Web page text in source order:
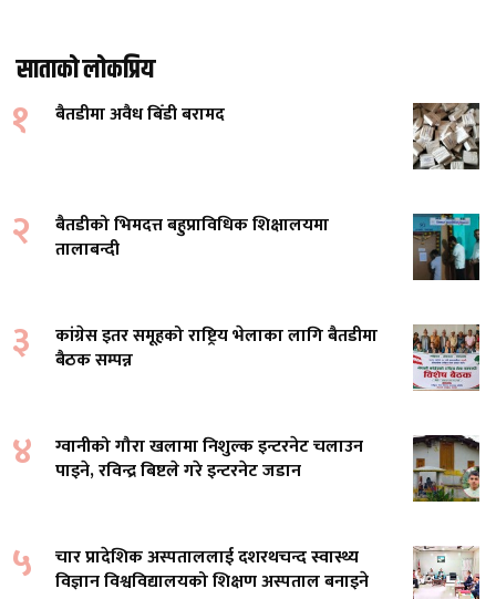
साताको लोकप्रिय
१ बैतडीमा अवैध बिँडी बरामद
२
बैतडीको भिमदत्त बहुप्राविधिक शिक्षालयमा
तालाबन्दी
३
कांग्रेस इतर समूहको राष्ट्रिय भेलाका लागि बैतडीमा
बैठक सम्पन्न
४
ग्वानीको गौरा खलामा निशुल्क इन्टरनेट चलाउन
पाइने, रविन्द्र बिष्टले गरे इन्टरनेट जडान
५
चार प्रादेशिक अस्पताललाई दशरथचन्द स्वास्थ्य
विज्ञान विश्वविद्यालयको शिक्षण अस्पताल बनाइने